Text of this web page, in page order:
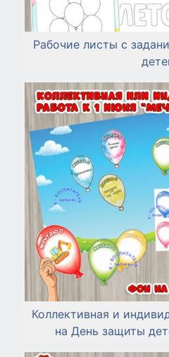
Рабочие листы с
Коллективная и
на День защиты